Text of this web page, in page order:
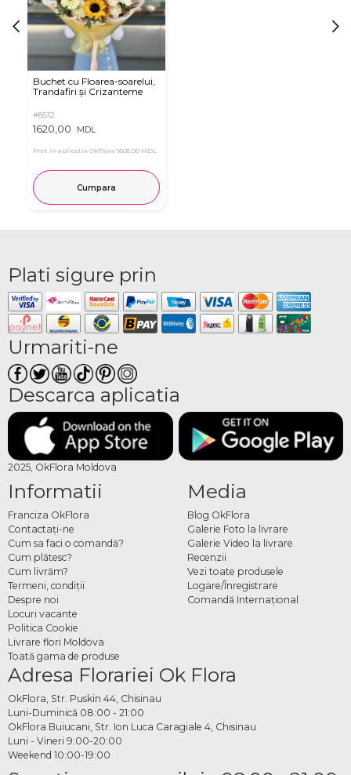
Buchet cu Floarea-soarelui,
Trandafiri și Crizanteme
#8512
1620,00 MDL
Pret in aplicatia OkFlora 1605,00 MDL
Cumpara
Plati sigure prin
Urmariti-ne
Descarca aplicatia
2025, OkFlora Moldova
Informatii
Franciza OkFlora
Contactaţi-ne
Cum sa faci o comandă?
Cum plătesc?
Cum livrăm?
Termeni, condiţii
Despre noi
Locuri vacante
Politica Cookie
Livrare flori Moldova
Toată gama de produse
Media
Blog OkFlora
Galerie Foto la livrare
Galerie Video la livrare
Recenzii
Vezi toate produsele
Logare/Înregistrare
Comandă Internațional
Adresa Florariei Ok Flora
OkFlora, Str. Puskin 44, Chisinau
Luni-Duminică 08:00 - 21:00
OkFlora Buiucani, Str. Ion Luca Caragiale 4, Chisinau
Luni - Vineri 9:00-20:00
Weekend 10:00-19:00